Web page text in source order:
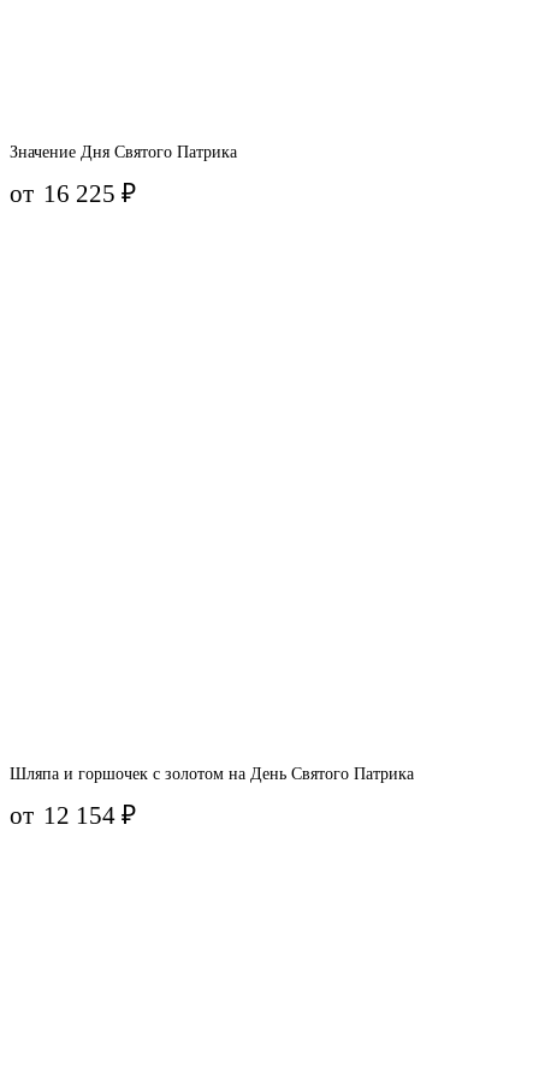
Значение Дня Святого Патрика
от 16 225₽
Шляпа и горшочек с золотом на День Святого Патрика
от 12 154₽